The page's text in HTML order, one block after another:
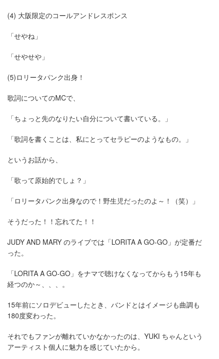
(4) 大阪限定のコールアンドレスポンス
「せやね」
「せやせや」
(5)ロリータパンク出身！
歌詞についてのMCで、
「ちょっと先のなりたい自分について書いている。」
「歌詞を書くことは、私にとってセラピーのようなもの。」
というお話から、
「歌って原始的でしょ？」
「ロリータパンク出身なので！野生児だったのよ～！（笑）」
そうだった！！忘れてた！！
JUDY AND MARY のライブでは「LORITA A GO-GO」が定番だ
った。
「LORITA A GO-GO」をナマで聴けなくなってからもう15年も
経つのか～、、、。
15年前にソロデビューしたとき、バンドとはイメージも曲調も
180度変わった。
それでもファンが離れていかなかったのは、YUKI ちゃんという
アーティスト個人に魅力を感じていたから。